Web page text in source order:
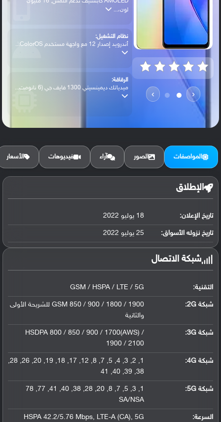
‹
›
لون،...
نظام التشغيل:
أندرويد إصدار 12 مع واجهة مستخدم ColorOS...
الرقاقة:
ميدياتك ديمينسيتي 1300 فايف جي (6 نانومت...
الرام / التخزين:
البطارية:
ليثيوم بوليمر سعة 4500 مللي أمبير, غير ق...
المواصفات الصور آراء فيديوهات الأسعار
الإطلاق
تاريخ الإعلان: 18 يوليو 2022
تاريخ نزوله الأسواق: 25 يوليو 2022
شبكة الاتصال
التقنية: GSM / HSPA / LTE / 5G
شبكة 2G:
GSM 850 / 900 / 1800 / 1900 للشريحة الأولى
والثانية
شبكة 3G :
HSDPA 800 / 850 / 900 / 1700(AWS) /
1900 / 2100
شبكة 4G :
1, 2, 3, 4, 5, 7, 8, 12, 17, 18, 19, 20, 26, 28,
38, 39, 40, 41
شبكة 5G :
1, 3, 5, 7, 8, 20, 28, 38, 40, 41, 77, 78
SA/NSA
السرعة: HSPA 42.2/5.76 Mbps, LTE-A (CA), 5G